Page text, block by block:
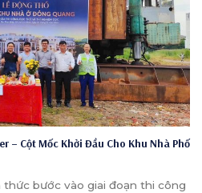
– Cột Mốc Khởi Đầu Cho Khu Nhà Phố
bước vào giai đoạn thi công